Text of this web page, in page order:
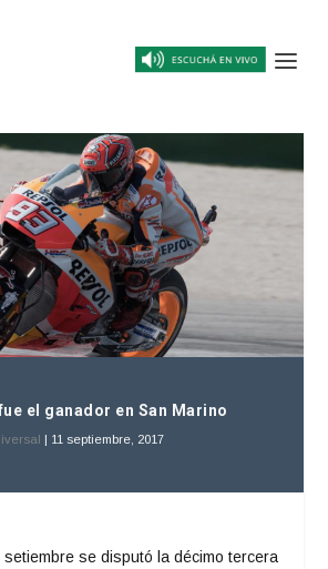
el ganador en San Marino
| 11 septiembre, 2017
setiembre se disputó la décimo tercera